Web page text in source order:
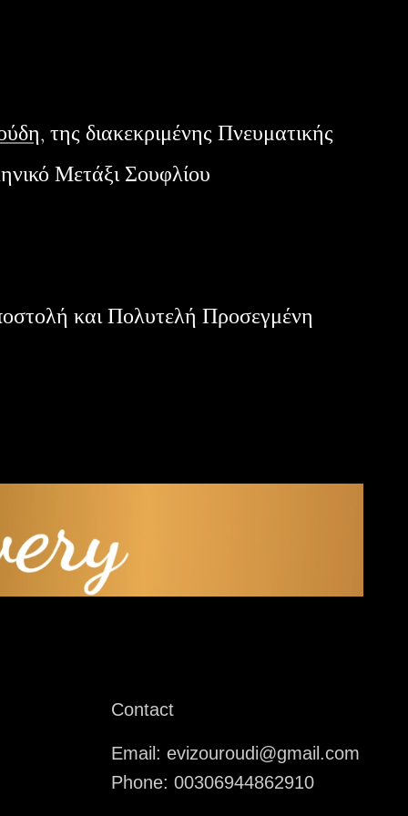
, της διακεκριμένης Πνευματικής
Μετάξι Σουφλίου
και Πολυτελή Προσεγμένη
Contact
Email: evizouroudi@gmail.com
Phone: 00306944862910